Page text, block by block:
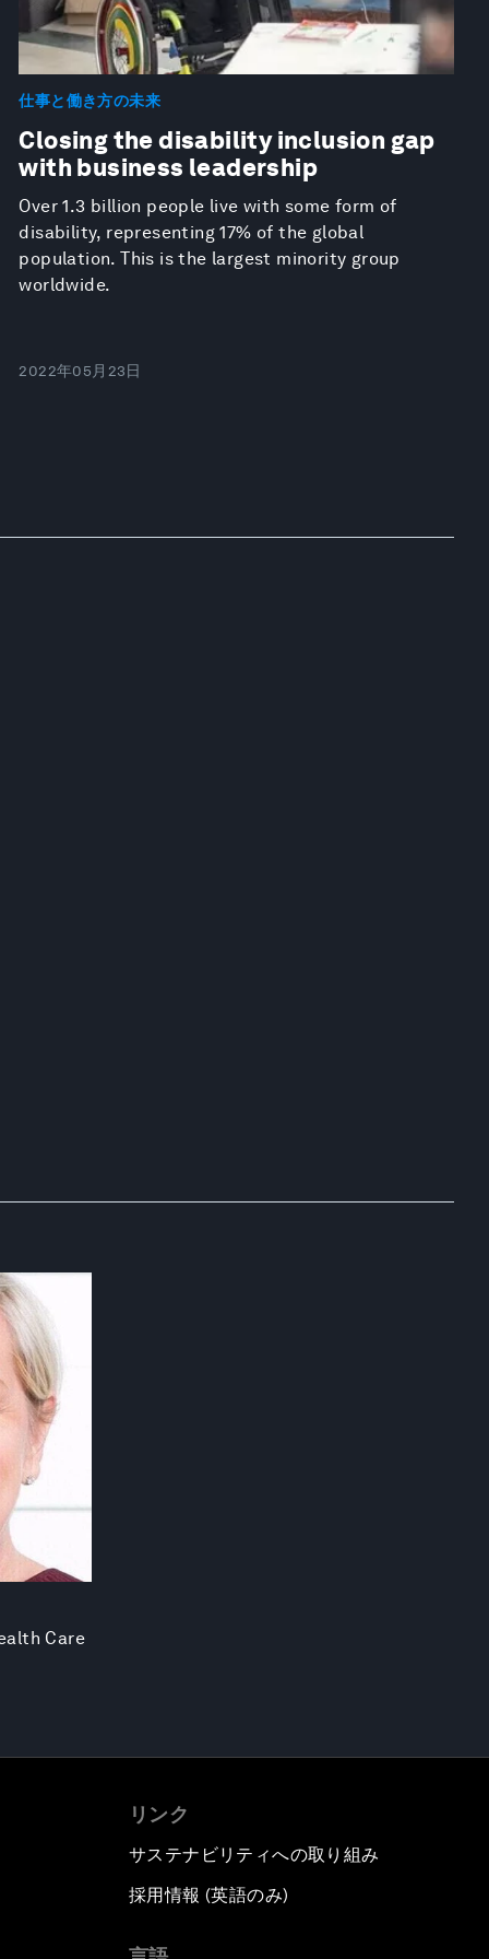
仕事と働き方の未来
Closing the disability inclusion gap
with business leadership
Over 1.3 billion people live with some form of
disability, representing 17% of the global
population. This is the largest minority group
worldwide.
2022年05月23日
Care
リンク
サステナビリティへの取り組み
採用情報 (英語のみ)